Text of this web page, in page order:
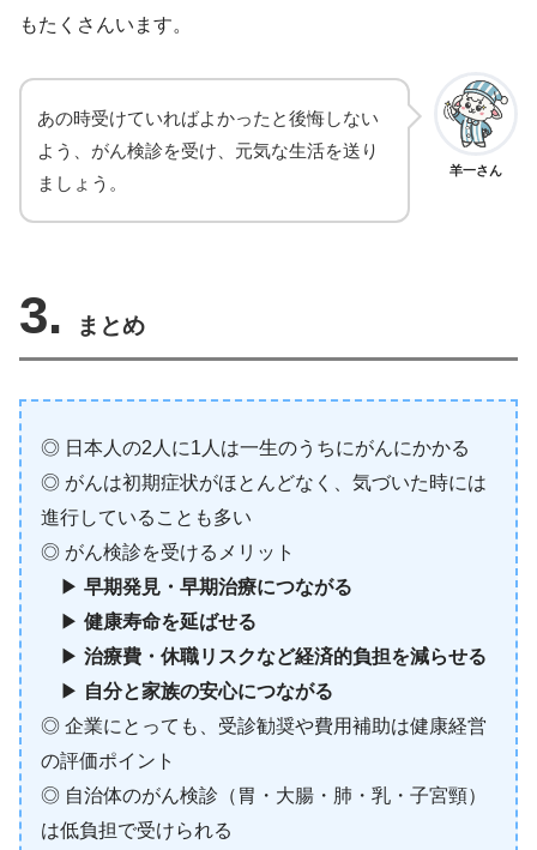
もたくさんいます。
羊一さん
あの時受けていればよかったと後悔しない
よう、がん検診を受け、元気な生活を送り
ましょう。
3. まとめ
◎ 日本人の2人に1人は一生のうちにがんにかかる
◎ がんは初期症状がほとんどなく、気づいた時には
進行していることも多い
◎ がん検診を受けるメリット
▶︎ 早期発見・早期治療につながる
▶︎ 健康寿命を延ばせる
▶︎ 治療費・休職リスクなど経済的負担を減らせる
▶︎ 自分と家族の安心につながる
◎ 企業にとっても、受診勧奨や費用補助は健康経営
の評価ポイント
◎ 自治体のがん検診（胃・大腸・肺・乳・子宮頸）
は低負担で受けられる